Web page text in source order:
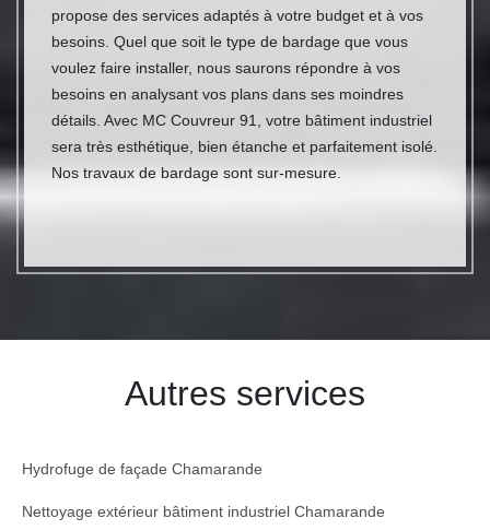
propose des services adaptés à votre budget et à vos
besoins. Quel que soit le type de bardage que vous
voulez faire installer, nous saurons répondre à vos
besoins en analysant vos plans dans ses moindres
détails. Avec MC Couvreur 91, votre bâtiment industriel
sera très esthétique, bien étanche et parfaitement isolé.
Nos travaux de bardage sont sur-mesure.
Autres services
Hydrofuge de façade Chamarande
Nettoyage extérieur bâtiment industriel Chamarande